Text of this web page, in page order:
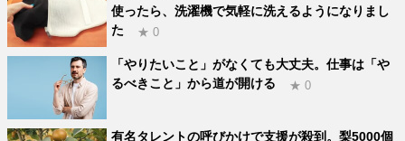
使ったら、洗濯機で気軽に洗えるようになりまし
た
★ 0
「やりたいこと」がなくても大丈夫。仕事は「や
るべきこと」から道が開ける
★ 0
有名タレントの呼びかけで支援が殺到。梨5000個